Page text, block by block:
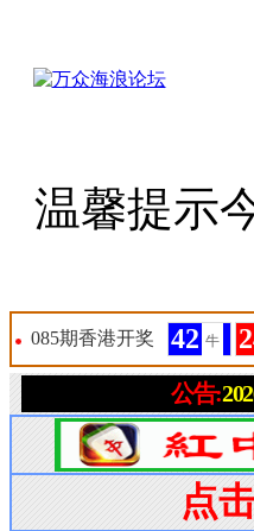
温馨提示